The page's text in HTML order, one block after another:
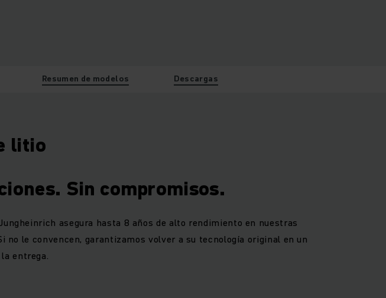
Resumen de modelos Descargas
litio
Sin compromisos.
asegura hasta 8 años de alto rendimiento en nuestras
no le convencen, garantizamos volver a su tecnología original en un
entrega.